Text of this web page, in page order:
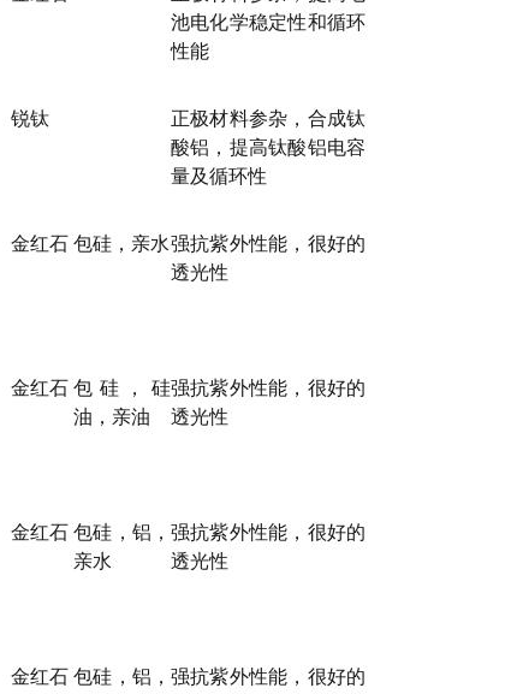
池电化学稳定性和循环
性能
锐钛
正极材料参杂，合成钛
酸铝，提高钛酸铝电容
量及循环性
金红石 包硅，亲水强抗紫外性能，很好的
透光性
金红石 包硅，硅
油，亲油
强抗紫外性能，很好的
透光性
金红石 包硅，铝，
亲水
强抗紫外性能，很好的
透光性
金红石 包硅，铝， 强抗紫外性能，很好的